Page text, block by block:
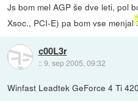
Js bom mel AGP še dve leti, pol
Xsoc., PCI-E) pa bom vse menjal
c00L3r
::9. sep 2005, 09:32
Winfast Leadtek GeForce 4 Ti